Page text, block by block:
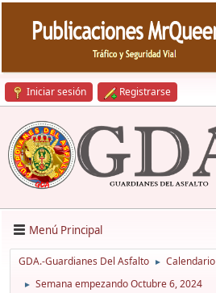
Iniciar sesión Registrarse
Menú Principal
GDA.-Guardianes Del Asfalto ► Calendario
► Semana empezando Octubre 6, 2024